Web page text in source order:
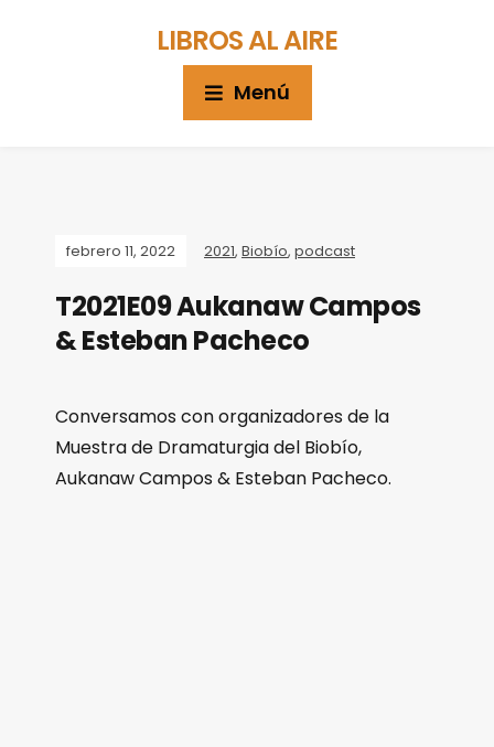
LIBROS AL AIRE
Menú
febrero 11, 2022 2021, Biobío, podcast
T2021E09 Aukanaw Campos
& Esteban Pacheco
Conversamos con organizadores de la
Muestra de Dramaturgia del Biobío,
Aukanaw Campos & Esteban Pacheco.